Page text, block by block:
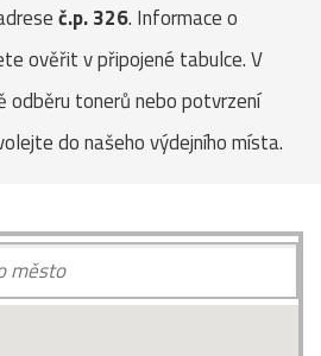
č.p. 326. Informace o
ověřit v připojené tabulce. V
odběru tonerů nebo potvrzení
do našeho výdejního místa.